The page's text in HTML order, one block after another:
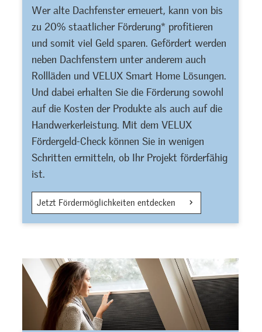
Wer alte Dachfenster erneuert, kann von bis
zu 20% staatlicher Förderung* profitieren
und somit viel Geld sparen. Gefördert werden
neben Dachfenstern unter anderem auch
Rollläden und VELUX Smart Home Lösungen.
Und dabei erhalten Sie die Förderung sowohl
auf die Kosten der Produkte als auch auf die
Handwerkerleistung. Mit dem VELUX
Fördergeld-Check können Sie in wenigen
Schritten ermitteln, ob Ihr Projekt förderfähig
ist.
Jetzt Fördermöglichkeiten entdecken